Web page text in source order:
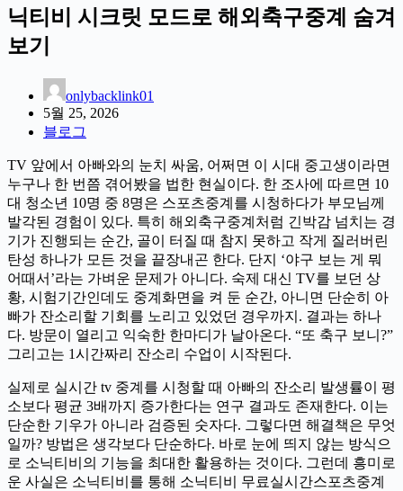
닉티비 시크릿 모드로 해외축구중계 숨겨
보기
onlybacklink01
5월 25, 2026
블로그
TV 앞에서 아빠와의 눈치 싸움, 어쩌면 이 시대 중고생이라면
누구나 한 번쯤 겪어봤을 법한 현실이다. 한 조사에 따르면 10
대 청소년 10명 중 8명은 스포츠중계를 시청하다가 부모님께
발각된 경험이 있다. 특히 해외축구중계처럼 긴박감 넘치는 경
기가 진행되는 순간, 골이 터질 때 참지 못하고 작게 질러버린
탄성 하나가 모든 것을 끝장내곤 한다. 단지 ‘야구 보는 게 뭐
어때서’라는 가벼운 문제가 아니다. 숙제 대신 TV를 보던 상
황, 시험기간인데도 중계화면을 켜 둔 순간, 아니면 단순히 아
빠가 잔소리할 기회를 노리고 있었던 경우까지. 결과는 하나
다. 방문이 열리고 익숙한 한마디가 날아온다. “또 축구 보니?”
그리고는 1시간짜리 잔소리 수업이 시작된다.
실제로 실시간 tv 중계를 시청할 때 아빠의 잔소리 발생률이 평
소보다 평균 3배까지 증가한다는 연구 결과도 존재한다. 이는
단순한 기우가 아니라 검증된 숫자다. 그렇다면 해결책은 무엇
일까? 방법은 생각보다 단순하다. 바로 눈에 띄지 않는 방식으
로 소닉티비의 기능을 최대한 활용하는 것이다. 그런데 흥미로
운 사실은 소닉티비를 통해 소닉티비 무료실시간스포츠중계